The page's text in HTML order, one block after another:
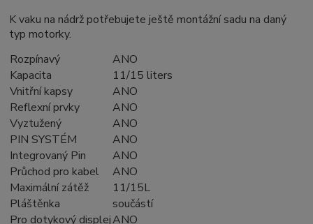
K vaku na nádrž potřebujete ještě montážní sadu na daný
typ motorky.
Rozpínavý
ANO
Kapacita
11/15 liters
Vnitřní kapsy
ANO
Reflexní prvky
ANO
Vyztužený
ANO
PIN SYSTÉM
ANO
Integrovaný Pin
ANO
Průchod pro kabel
ANO
Maximální zátěž
11/15L
Pláštěnka
součástí
Pro dotykový displejANO